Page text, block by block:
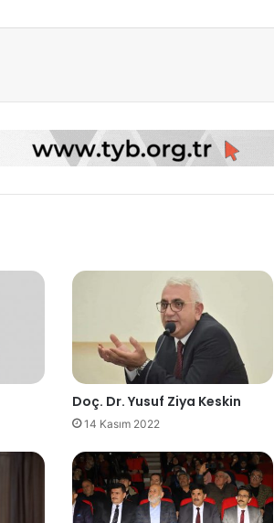
Doç. Dr. Yusuf Ziya Keskin
14 Kasım 2022